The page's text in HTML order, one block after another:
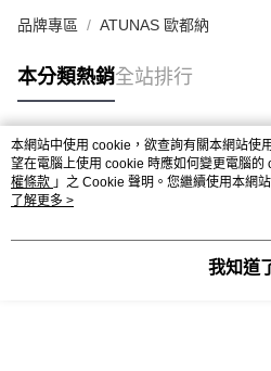
品牌專區 ATUNAS 歐都納
本分類熱銷全站排行
熱門標籤
本網站中使用 cookie，欲查詢有關本網站使
望在電腦上使用 cookie 時應如何變更電腦的
權條款 」之 Cookie 聲明。您繼續使用本網
用條款之 Cookie 聲明使用 cookie。
了解更多 >
我知道